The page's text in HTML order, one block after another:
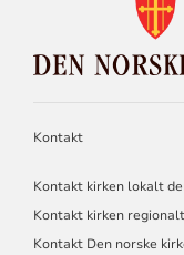
Kontakt
Kontakt kirken lokalt
Kontakt kirken
Kontakt Den norske